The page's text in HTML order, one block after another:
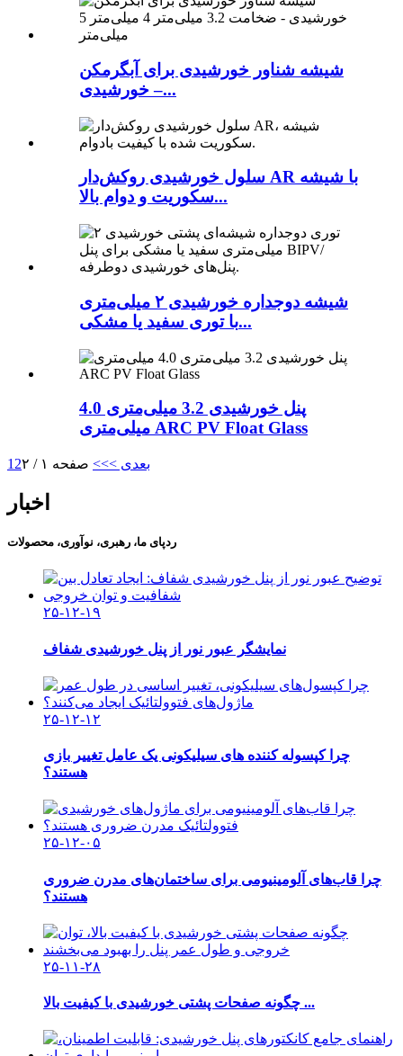
شیشه شناور خورشیدی برای آبگرمکن
خورشیدی –...
سلول خورشیدی روکش‌دار AR با شیشه
سکوریت و دوام بالا...
شیشه دوجداره خورشیدی ۲ میلی‌متری
با توری سفید یا مشکی...
پنل خورشیدی 3.2 میلی‌متری 4.0
میلی‌متری ARC PV Float Glass
1 2 بعدی >>> صفحه ۱ / ۲
اخبار
ردپای ما، رهبری، نوآوری، محصولات
۲۵-۱۲-۱۹
نمایشگر عبور نور از پنل خورشیدی شفاف
۲۵-۱۲-۱۲
چرا کپسوله کننده های سیلیکونی یک عامل تغییر بازی
هستند؟
۲۵-۱۲-۰۵
چرا قاب‌های آلومینیومی برای ساختمان‌های مدرن ضروری
هستند؟
۲۵-۱۱-۲۸
چگونه صفحات پشتی خورشیدی با کیفیت بالا ...